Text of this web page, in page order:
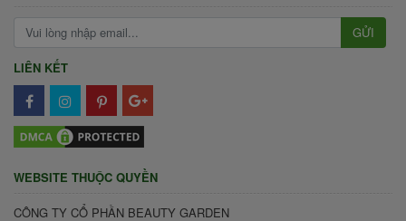
GỬI
LIÊN KẾT
WEBSITE THUỘC QUYỀN
CÔNG TY CỔ PHẦN BEAUTY GARDEN